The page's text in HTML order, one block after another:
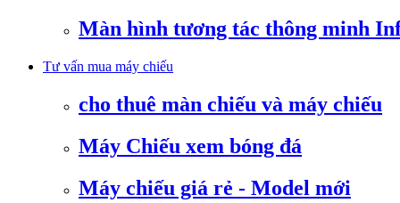
Màn hình tương tác thông minh
Tư vấn mua máy chiếu
cho thuê màn chiếu và máy chiếu
Máy Chiếu xem bóng đá
Máy chiếu giá rẻ - Model mới